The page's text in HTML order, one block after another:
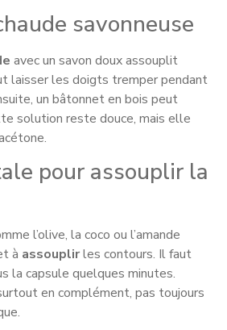
savonneuse
avec un savon doux assouplit
laisser les doigts tremper pendant
un bâtonnet en bois peut
solution reste douce, mais elle
pour assouplir la
l’olive, la coco ou l’amande
à assouplirles contours. Il faut
la capsule quelques minutes.
en complément, pas toujours